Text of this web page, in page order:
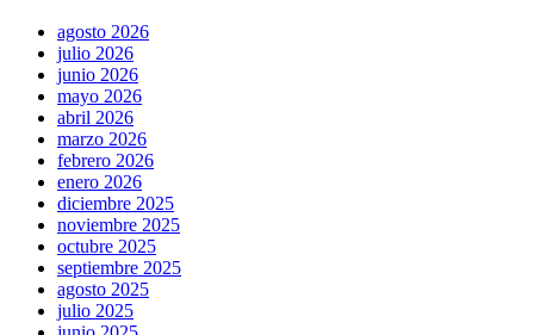
agosto 2026
julio 2026
junio 2026
mayo 2026
abril 2026
marzo 2026
febrero 2026
enero 2026
diciembre 2025
noviembre 2025
octubre 2025
septiembre 2025
agosto 2025
julio 2025